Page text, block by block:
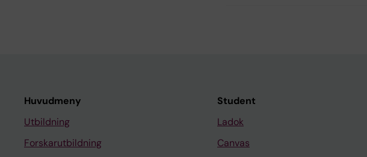
Huvudmeny
Utbildning
Forskarutbildning
Student
Ladok
Canvas